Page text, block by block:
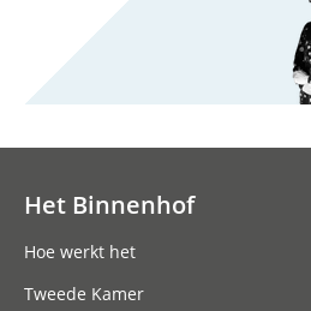
Het Binnenhof
Hoe werkt het
Tweede Kamer